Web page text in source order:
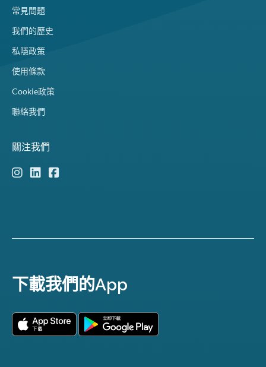
常見問題
我們的歷史
私隱政策
使用條款
Cookie政策
聯絡我們
關注我們
下載我們的App